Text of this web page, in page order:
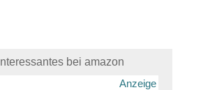
Interessantes bei amazon
Anzeige